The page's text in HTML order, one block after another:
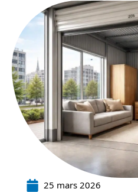
25 mars 2026